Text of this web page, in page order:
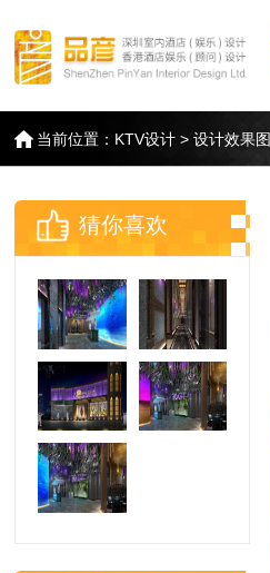
当前位置： KTV设计 >设计效果图
猜你喜欢